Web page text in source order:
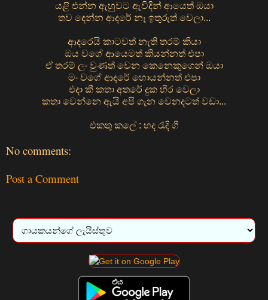
යළි එන්න ඇහුවට ඇවිදින් ආයෙත් ඔයා
තව දෙන්න ආදරේ නෑ ඉතුරුත් වෙලා...
ආදරෙයි කාටවත් නැති තරම් කියා
ඔය වගේ ආයෙමත් කියන්නත් එපා
ඒ තරම් ලං වුණත් වෙන කෙනෙකුගෙන් ඔයා
මං වගේ ආදරේ හොයන්නත් එපා
එදා කී කතා අතරේ දුක හිර වෙලා
කතා වෙන්නෙ ඇයි අපි ගැන වෙනදටත් වඩා...
එකතු කලේ : හද රැදි ගී
No comments:
Post a Comment